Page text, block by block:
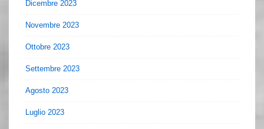
Dicembre 2023
Novembre 2023
Ottobre 2023
Settembre 2023
Agosto 2023
Luglio 2023